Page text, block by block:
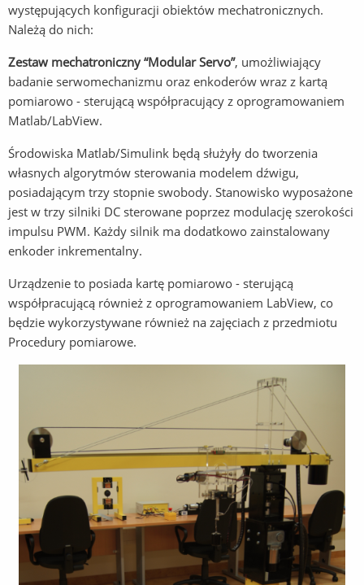
występujących konfiguracji obiektów mechatronicznych.
Należą do nich:
Zestaw mechatroniczny “Modular Servo”, umożliwiający
badanie serwomechanizmu oraz enkoderów wraz z kartą
pomiarowo - sterującą współpracujący z oprogramowaniem
Matlab/LabView.
Środowiska Matlab/Simulink będą służyły do tworzenia
własnych algorytmów sterowania modelem dźwigu,
posiadającym trzy stopnie swobody. Stanowisko wyposażone
jest w trzy silniki DC sterowane poprzez modulację szerokości
impulsu PWM. Każdy silnik ma dodatkowo zainstalowany
enkoder inkrementalny.
Urządzenie to posiada kartę pomiarowo - sterującą
współpracującą również z oprogramowaniem LabView, co
będzie wykorzystywane również na zajęciach z przedmiotu
Procedury pomiarowe.